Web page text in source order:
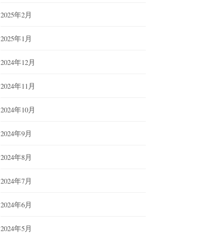
2025年2月
2025年1月
2024年12月
2024年11月
2024年10月
2024年9月
2024年8月
2024年7月
2024年6月
2024年5月